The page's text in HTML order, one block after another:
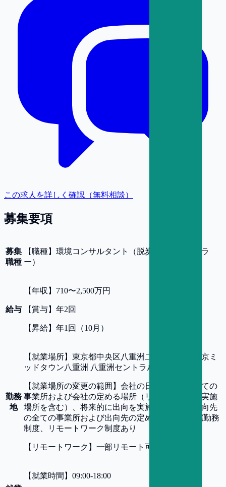
この求人を詳しく確認（無料相談）
募集要項
募集
職種
【職種】 環境コンサルタント（脱炭素・サーキュラ
ー）
給与
【年収 】 710〜2,500万円
【 賞与】 年2回
【昇給】 年1回（10月）
勤務
地
【 就業場所】 東京都中央区八重洲二丁目2番1号東京ミ
ッドタウン八重洲 八重洲セントラルタワー15階
【 就業場所の変更の範囲 】 会社の日本国内外の全ての
事業所および会社の定める場所（リモートワーク実施
場所を含む）、将来的に出向を実施した場合は出向先
の全ての事業所および出向先の定める場所 ※在宅勤務
制度、リモートワーク制度あり
【 リモートワーク 】 一部リモート可
【 就業時間 】 09:00-18:00